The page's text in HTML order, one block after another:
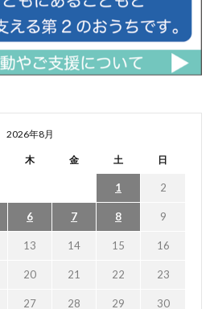
2026年8月
木 金 土 日
1 2
6 7 8 9
13 14 15 16
20 21 22 23
27 28 29 30